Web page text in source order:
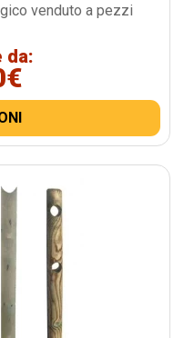
venduto a pezzi
da: